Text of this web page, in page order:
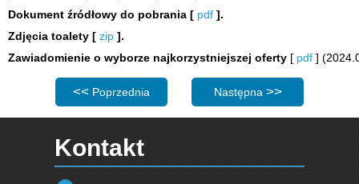
Dokument źródłowy do pobrania [ pdf ].
Zdjęcia toalety [ zip ].
Zawiadomienie o wyborze najkorzystniejszej oferty [ pdf ]
Poprzednia strona: Zaproszenie do składania ofert:
Poprzednia Następna strona: Gmina
Następna
Kontakt